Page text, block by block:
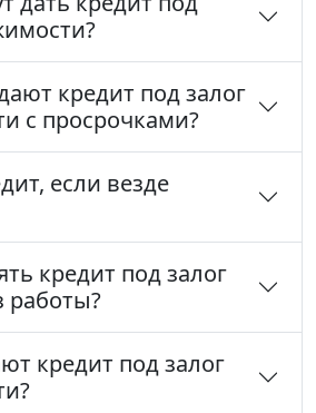
кредит под залог
с просрочками?
если везде
кредит под залог
работы?
кредит под залог